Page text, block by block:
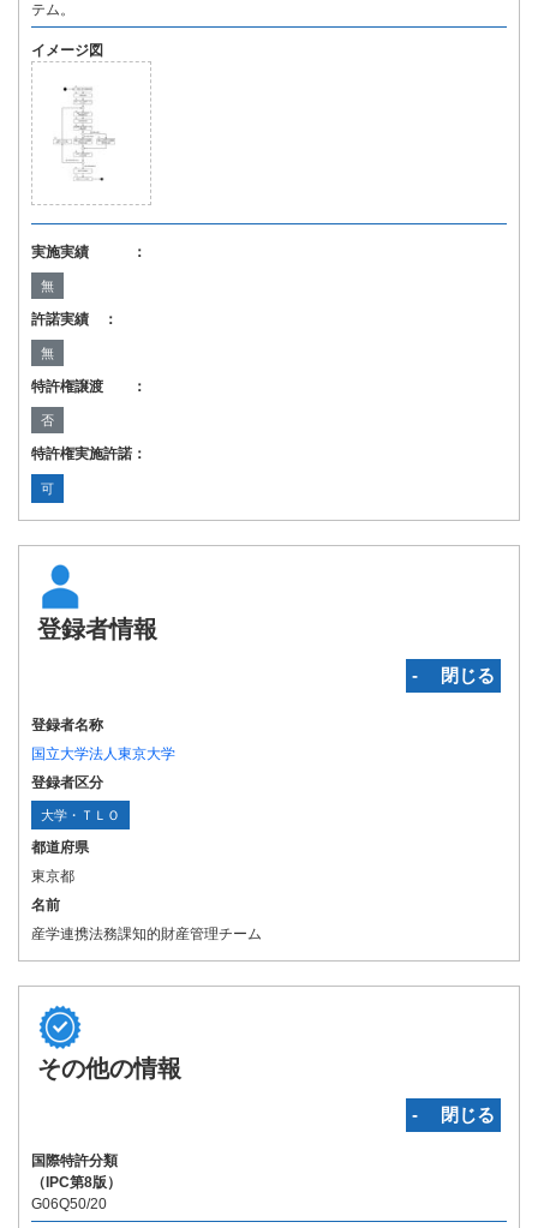
テム。
イメージ図
実施実績 ：
無
許諾実績 ：
無
特許権譲渡 ：
否
特許権実施許諾：
可
登録者情報
‐ 閉じる
登録者名称
国立大学法人東京大学
登録者区分
大学・ＴＬＯ
都道府県
東京都
名前
産学連携法務課知的財産管理チーム
その他の情報
‐ 閉じる
国際特許分類
（IPC第8版）
G06Q50/20